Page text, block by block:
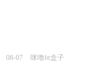
08-07 咪噜bt盒子